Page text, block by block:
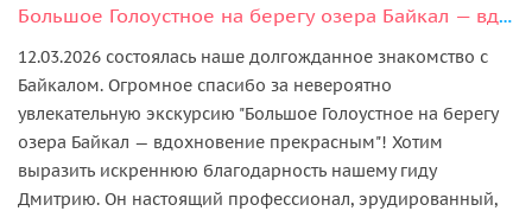
Большое Голоустное на берегу озера Байкал — вдохновение прекрасным
12.03.2026 состоялась наше долгожданное знакомство с
Байкалом. Огромное спасибо за невероятно
увлекательную экскурсию "Большое Голоустное на берегу
озера Байкал — вдохновение прекрасным"! Хотим
выразить искреннюю благодарность нашему гиду
Дмитрию. Он настоящий профессионал, эрудированный,